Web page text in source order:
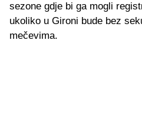
sezone gdje bi ga mogli
ukoliko u Gironi bude bez
mečevima.